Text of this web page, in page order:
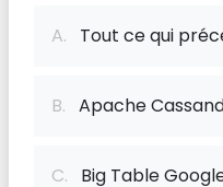
A. Tout ce qui
B. Apache
C. Big Table